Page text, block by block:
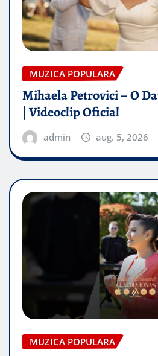
MUZICA POPULARA
Mihaela Petrovici – O
| Videoclip Oficial
admin aug. 5, 2026
MUZICA POPULARA